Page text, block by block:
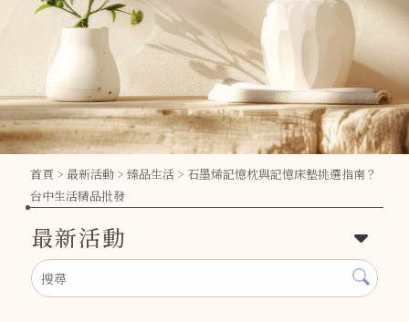
首頁 >最新活動 >臻品生活 > 石墨烯記憶枕與記憶床墊挑選指南？
台中生活精品批發
最新活動